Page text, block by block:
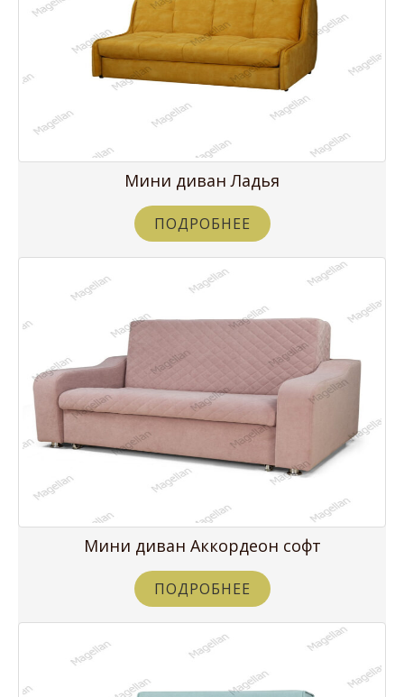
Мини диван Ладья
ПОДРОБНЕЕ
Мини диван Аккордеон софт
ПОДРОБНЕЕ